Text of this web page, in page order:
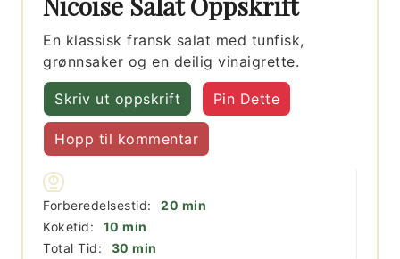
En klassisk fransk salat med tunfisk,
grønnsaker og en deilig vinaigrette.
Skriv ut oppskrift Pin Dette
Hopp til kommentar
Forberedelsestid: 20 minutter
min
Koketid:
10 minutter
min
Total Tid:
30 minutter
min